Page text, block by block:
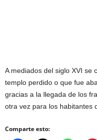
A mediados del siglo XVI se
templo perdido o que fue
gracias a la llegada de los
otra vez para los habitantes
Comparte esto: